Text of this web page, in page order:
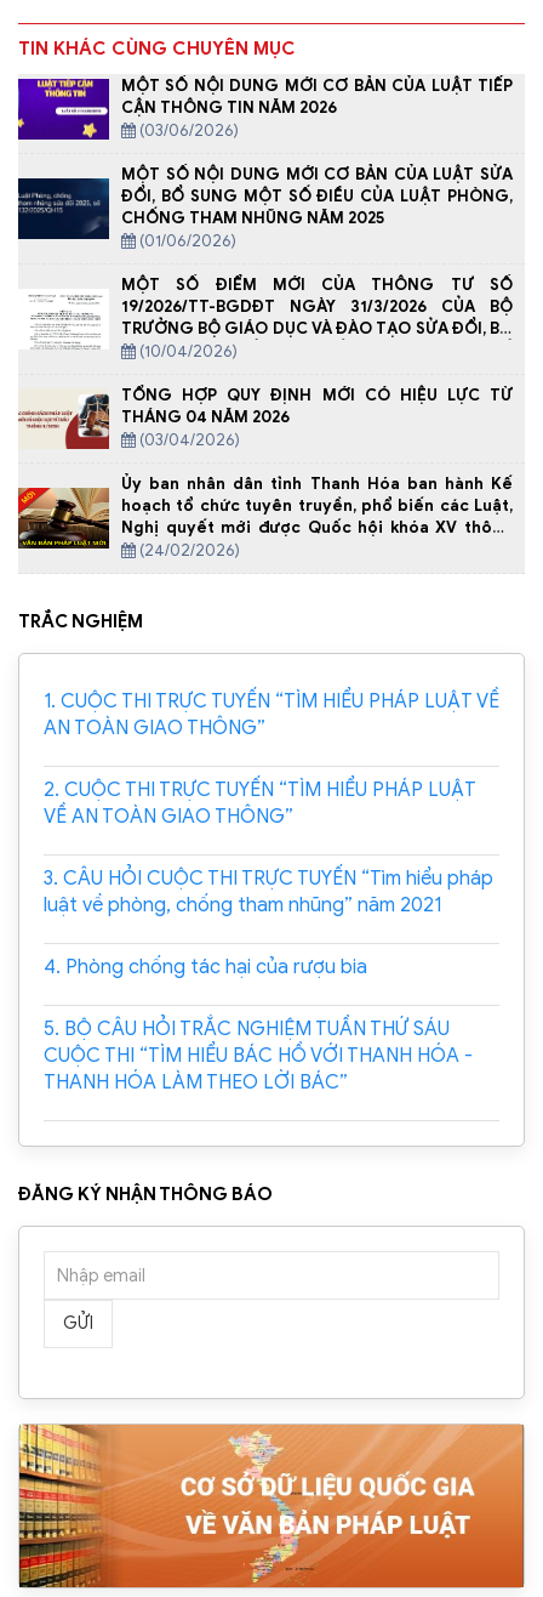
TIN KHÁC CÙNG CHUYÊN MỤC
MỘT SỐ NỘI DUNG MỚI CƠ BẢN CỦA LUẬT TIẾP
CẬN THÔNG TIN NĂM 2026
(03/06/2026)
MỘT SỐ NỘI DUNG MỚI CƠ BẢN CỦA LUẬT SỬA
ĐỔI, BỔ SUNG MỘT SỐ ĐIỀU CỦA LUẬT PHÒNG,
CHỐNG THAM NHŨNG NĂM 2025
(01/06/2026)
MỘT SỐ ĐIỂM MỚI CỦA THÔNG TƯ SỐ
19/2026/TT-BGDĐT NGÀY 31/3/2026 CỦA BỘ
TRƯỞNG BỘ GIÁO DỤC VÀ ĐÀO TẠO SỬA ĐỔI, BỔ
SUNG MỘT SỐ ĐIỀU CỦA THÔNG TƯ SỐ
VỀ DẠY THÊM, HỌC THÊM
(10/04/2026)
TỔNG HỢP QUY ĐỊNH MỚI CÓ HIỆU LỰC TỪ
THÁNG 04 NĂM 2026
(03/04/2026)
Ủy ban nhân dân tỉnh Thanh Hóa ban hành Kế
hoạch tổ chức tuyên truyền, phổ biến các Luật,
Nghị quyết mới được Quốc hội khóa XV thông
qua tại kỳ họp thứ 10 trên địa bàn tỉnh
(24/02/2026)
TRẮC NGHIỆM
1. CUỘC THI TRỰC TUYẾN “TÌM HIỂU PHÁP LUẬT VỀ
AN TOÀN GIAO THÔNG”
2. CUỘC THI TRỰC TUYẾN “TÌM HIỂU PHÁP LUẬT
VỀ AN TOÀN GIAO THÔNG”
3. CÂU HỎI CUỘC THI TRỰC TUYẾN “Tìm hiểu pháp
luật về phòng, chống tham nhũng” năm 2021
4. Phòng chống tác hại của rượu bia
5. BỘ CÂU HỎI TRẮC NGHIỆM TUẦN THỨ SÁU
CUỘC THI “TÌM HIỂU BÁC HỒ VỚI THANH HÓA -
THANH HÓA LÀM THEO LỜI BÁC”
ĐĂNG KÝ NHẬN THÔNG BÁO
GỬI